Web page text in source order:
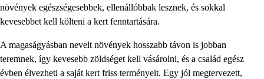
növények egészségesebbek, ellenállóbbak lesznek, és sokkal
kevesebbet kell költeni a kert fenntartására.
A magaságyásban nevelt növények hosszabb távon is jobban
teremnek, így kevesebb zöldséget kell vásárolni, és a család egész
évben élvezheti a saját kert friss terményeit. Egy jól megtervezett,